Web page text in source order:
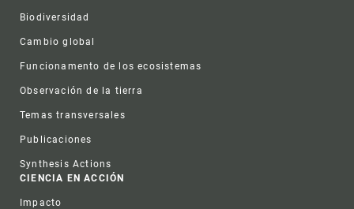
Biodiversidad
Cambio global
Funcionamento de los ecosistemas
Observación de la tierra
Temas transversales
Publicaciones
Synthesis Actions
CIENCIA EN ACCIÓN
Impacto